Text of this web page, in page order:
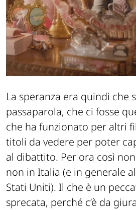
La speranza era quindi che
passaparola, che ci fosse
che ha funzionato per altri
titoli da vedere per poter
al dibattito. Per ora così
non in Italia (e in generale
Stati Uniti). Il che è un
sprecata, perché c’è da